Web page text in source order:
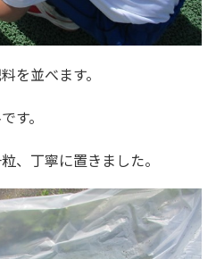
を並べます。
す。
、丁寧に置きました。